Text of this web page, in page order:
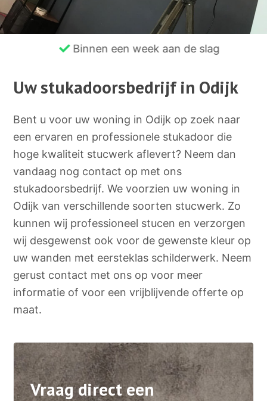
Binnen een week aan de slag
Uw stukadoorsbedrijf in Odijk
Bent u voor uw woning in Odijk op zoek naar
een ervaren en professionele stukadoor die
hoge kwaliteit stucwerk aflevert? Neem dan
vandaag nog contact op met ons
stukadoorsbedrijf. We voorzien uw woning in
Odijk van verschillende soorten stucwerk. Zo
kunnen wij professioneel stucen en verzorgen
wij desgewenst ook voor de gewenste kleur op
uw wanden met eersteklas schilderwerk. Neem
gerust contact met ons op voor meer
informatie of voor een vrijblijvende offerte op
maat.
Vraag direct een